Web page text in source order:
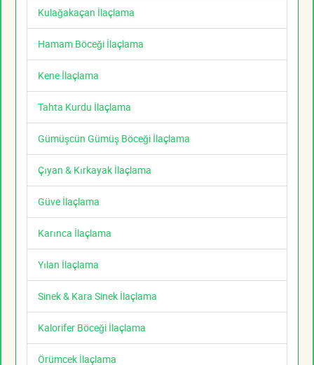
Kulağakaçan İlaçlama
Hamam Böceği İlaçlama
Kene İlaçlama
Tahta Kurdu İlaçlama
Gümüşcün Gümüş Böceği İlaçlama
Çıyan & Kırkayak İlaçlama
Güve İlaçlama
Karınca İlaçlama
Yılan İlaçlama
Sinek & Kara Sinek İlaçlama
Kalorifer Böceği İlaçlama
Örümcek İlaçlama